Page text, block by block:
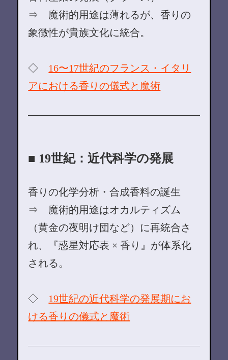
⇒ 魔術的用途は薄れるが、香りの
象徴性が貴族文化に統合。
◇ 16〜17世紀のフランス・イタリ
アにおける香りの儀式と魔術
■ 19世紀：近代科学の発展
香りの化学分析・合成香料の誕生
⇒ 魔術的用途はオカルティズム
（黄金の夜明け団など）に再統合さ
れ、『惑星対応表 × 香り』が体系化
される。
◇ 19世紀の近代科学の発展期にお
ける香りの儀式と魔術